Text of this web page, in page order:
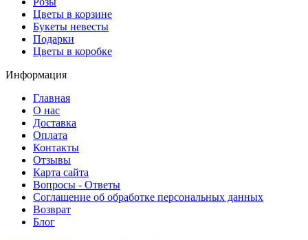
Цветы в корзине
Букеты невесты
Подарки
Цветы в коробке
Информация
Главная
О нас
Доставка
Оплата
Контакты
Отзывы
Карта сайта
Вопросы - Ответы
Соглашение об обработке персональных данных
Возврат
Блог